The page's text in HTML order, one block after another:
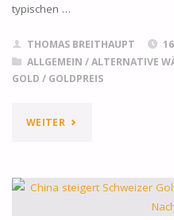
typischen …
THOMAS BREITHAUPT
ALLGEMEIN /ALTERNATIVE
GOLD / GOLDPREIS
WEITER"GOLDMÜNZEN
WÄHRUNG